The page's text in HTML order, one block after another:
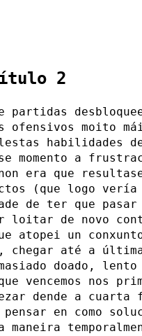
2
partidas
ofensivos moito
habilidades
momento a
era que
(que logo vería
de ter que
loitar de novo
atopei un
chegar até a
doado,
vencemos nos
dende a
pensar en como